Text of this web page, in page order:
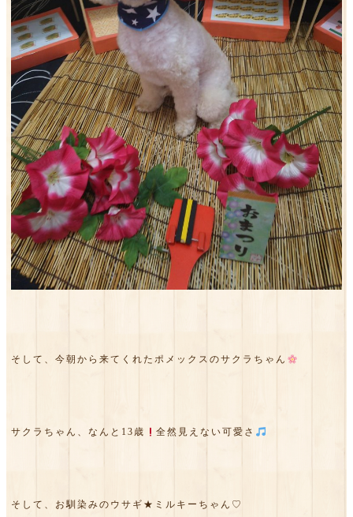
そして、今朝から来てくれたポメックスのサクラちゃん
サクラちゃん、なんと13歳 全然見えない可愛さ
そして、お馴染みのウサギ★ミルキーちゃん♡